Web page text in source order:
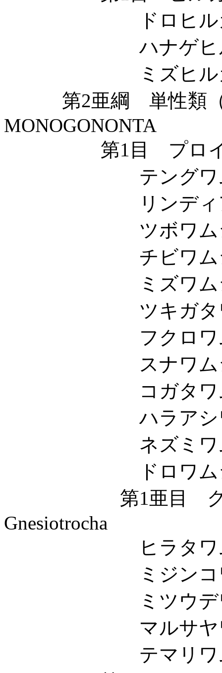
ドロヒルガタワ
ハナゲヒルガタ
ミズヒルガタワ
第2亜綱 単性類（
MONOGONONTA
第1目 プロイマ
テングワムシ科
リンディア科
ツボワムシ科
チビワムシ科
ミズワムシ科
ツキガタワム
フクロワムシ
スナワムシ科
コガタワムシ
ハラアシワムシ
ネズミワムシ
ドロワムシ科
第1亜目 グネ
Gnesiotrocha
ヒラタワムシ
ミジンコワム
ミツウデワム
マルサヤワム
テマリワムシ